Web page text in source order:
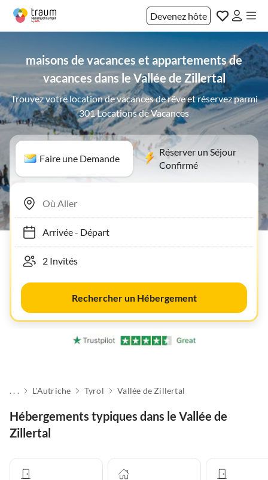
Devenez hôte
maisons de vacances et appartements de
vacances dans le Vallée de Zillertal
Trouvez votre location de vacances de rêve et réservez parmi
301 Locations de Vacances
Faire une Demande
Réserver un Séjour
Confirmé
Arrivée- Départ
Rechercher un Hébergement
. . . L'Autriche Tyrol Vallée de Zillertal
Hébergements typiques dans le Vallée de
Zillertal